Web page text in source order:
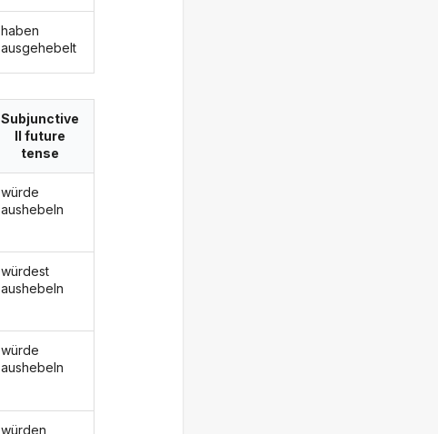
haben
ausgehebelt
Subjunctive
II future
tense
würde
aushebeln
würdest
aushebeln
würde
aushebeln
würden